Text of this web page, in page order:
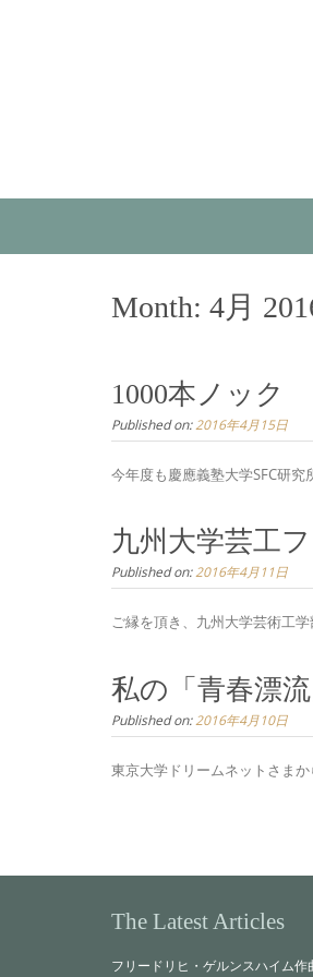
Month: 4月
1000本ノック
Published on:2016年4月15日
今年度も慶應義塾大学SFC研
九州大学芸工
Published on:2016年4月11日
ご縁を頂き、九州大学芸術工
私の「青春漂流
Published on:2016年4月10日
東京大学ドリームネットさま
The Latest Articles
フリードリヒ・ゲルンスハイム